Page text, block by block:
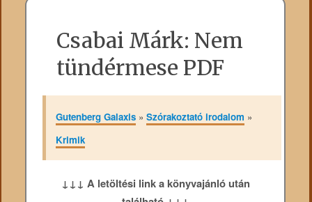
Csabai Márk: Nem
tündérmese PDF
Gutenberg Galaxis» Szórakoztató irodalom »
Krimik
↓↓↓ A letöltési link a könyvajánló után